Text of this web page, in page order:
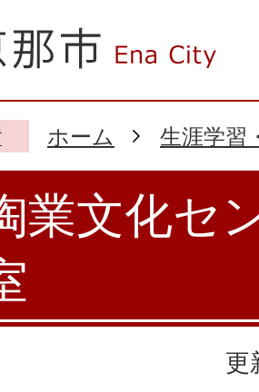
ホーム 生涯学習
業文化セ
更